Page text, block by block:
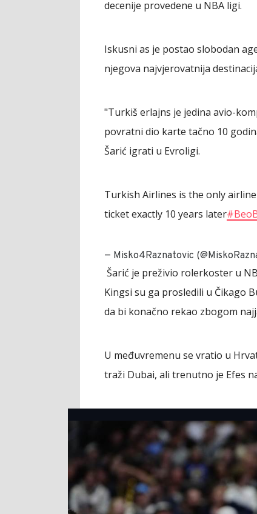
decenije provedene u NBA ligi.
Iskusni as je postao slobodan
njegova najvjerovatnija
"Turkiš erlajns je jedina avio-
povratni dio karte tačno 10
Šarić igrati u Evroligi.
Turkish Airlines is the only
ticket exactly 10 years later
— Misko4Raznatovic
Šarić je preživio rolerkoster u
Kingsi su ga prosledili u Čikago
da bi konačno rekao zbogom
U međuvremenu se vratio u
traži Dubai, ali trenutno je Efes